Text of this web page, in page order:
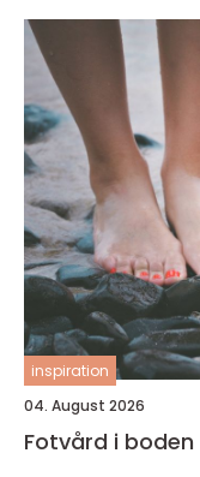
inspiration
04. August 2026